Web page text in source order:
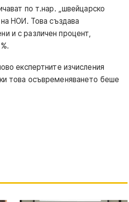
по т.нар. „швейцарско
НОИ. Това създава
и с различен процент,
експертните изчисления
това осъвременяването беше